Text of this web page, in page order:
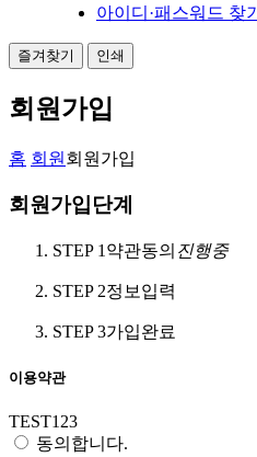
아이디·패스워드 찾기
즐겨찾기 인쇄
회원가입
홈 회원 회원가입
회원가입단계
STEP 1 약관동의 진행중
STEP 2정보입력
STEP 3가입완료
이용약관
TEST123
동의합니다.